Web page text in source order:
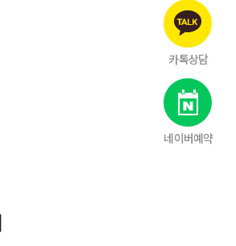
카톡상담
네이버예약